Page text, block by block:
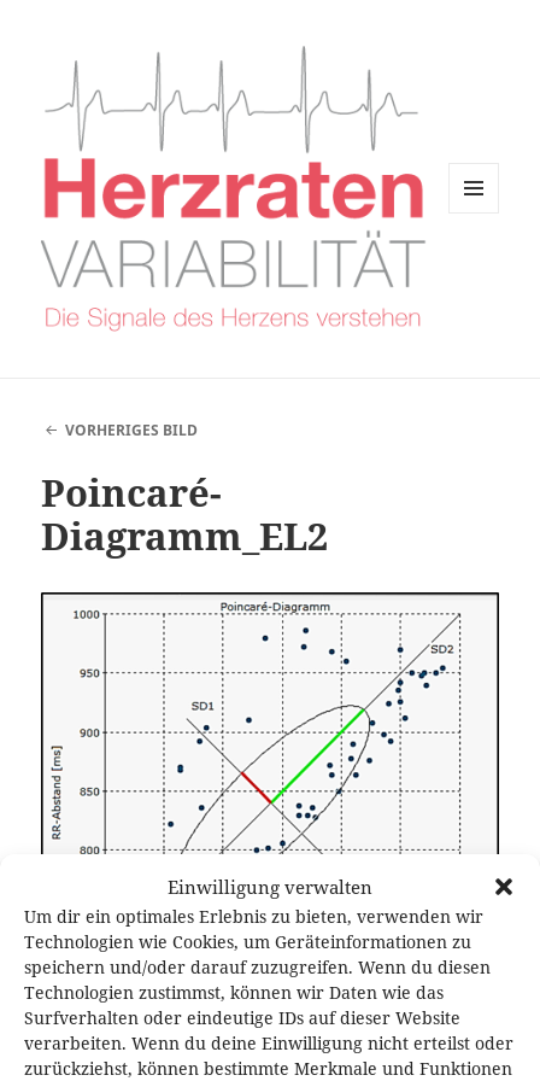
Einwilligung verwalten
Um dir ein optimales Erlebnis zu bieten, verwenden wir
Technologien wie Cookies, um Geräteinformationen zu
speichern und/oder darauf zuzugreifen. Wenn du diesen
Technologien zustimmst, können wir Daten wie das
Surfverhalten oder eindeutige IDs auf dieser Website
verarbeiten. Wenn du deine Einwilligung nicht erteilst oder
zurückziehst, können bestimmte Merkmale und Funktionen
VORHERIGES BILD
Poincaré-
Diagramm_EL2